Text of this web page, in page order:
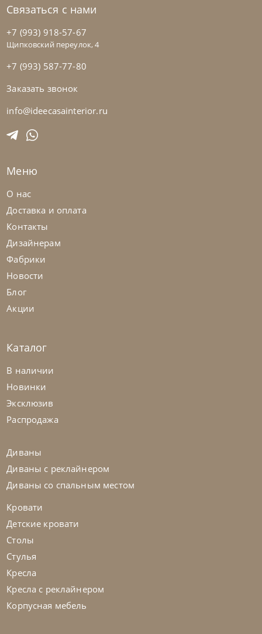
Tomasella
Столик кофейный Bite
Tomasella
Столик кофейный Bloom
Связаться с нами
+7 (993) 918-57-67
Щипковский переулок, 4
+7 (993) 587-77-80
Заказать звонок
info@ideecasainterior.ru
Меню
О нас
Доставка и оплата
Контакты
Дизайнерам
Фабрики
Новости
Блог
Акции
Каталог
В наличии
Новинки
Эксклюзив
Распродажа
Диваны
Диваны с реклайнером
Диваны со спальным местом
Кровати
Детские кровати
Столы
Стулья
Кресла
Кресла с реклайнером
Корпусная мебель